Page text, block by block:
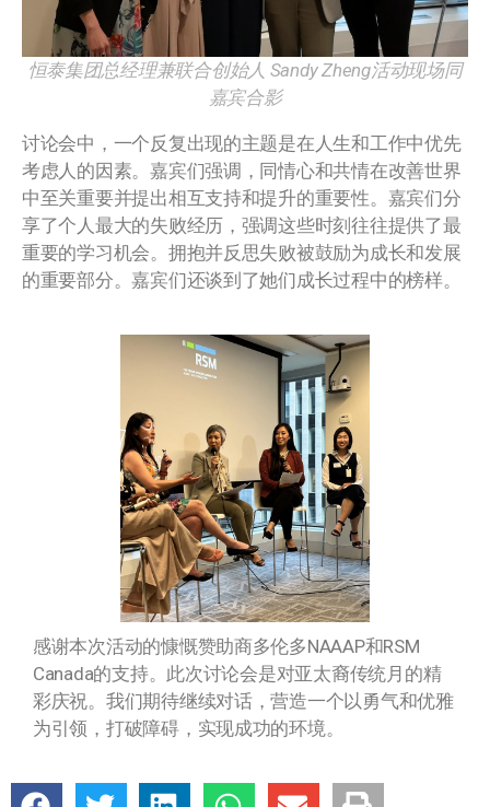
恒泰集团总经理兼联合创始人 Sandy Zheng活动现场同
嘉宾合影
讨论会中，一个反复出现的主题是在人生和工作中优先
考虑人的因素。嘉宾们强调，同情心和共情在改善世界
中至关重要并提出相互支持和提升的重要性。嘉宾们分
享了个人最大的失败经历，强调这些时刻往往提供了最
重要的学习机会。拥抱并反思失败被鼓励为成长和发展
的重要部分。嘉宾们还谈到了她们成长过程中的榜样。
感谢本次活动的慷慨赞助商多伦多NAAAP和RSM
Canada的支持。此次讨论会是对亚太裔传统月的精
彩庆祝。我们期待继续对话，营造一个以勇气和优雅
为引领，打破障碍，实现成功的环境。